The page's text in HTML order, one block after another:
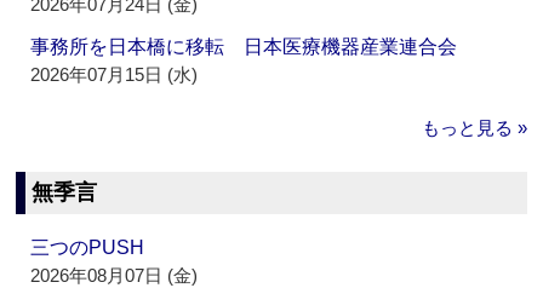
事務所を日本橋に移転 日本医療機器産業連合会
2026年07月15日 (水)
もっと見る »
無季言
三つのPUSH
2026年08月07日 (金)